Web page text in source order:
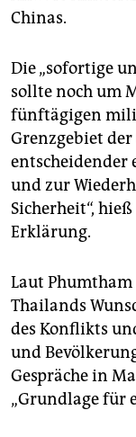
Chinas.
Die „sofortige
sollte noch um
fünftägigen
Grenzgebiet der
entscheidender
und zur
Sicherheit“,
Erklärung.
Laut
Thailands
des Konflikts
und
Gespräche in
„Grundlage für